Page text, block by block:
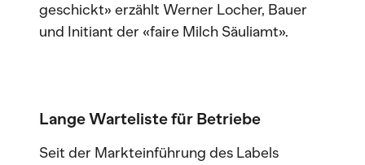
geschickt» erzählt Werner Locher, Bauer
und Initiant der «faire Milch Säuliamt».
Lange Warteliste für Betriebe
Seit der Markteinführung des Labels